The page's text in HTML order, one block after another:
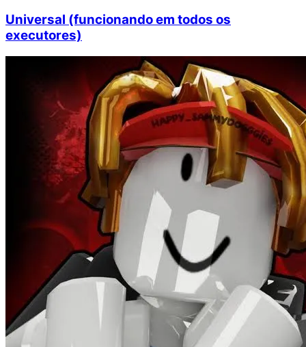
Universal (funcionando em todos os
executores)